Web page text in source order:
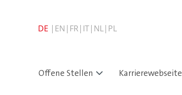
Offene Stellen Karrierewebseite